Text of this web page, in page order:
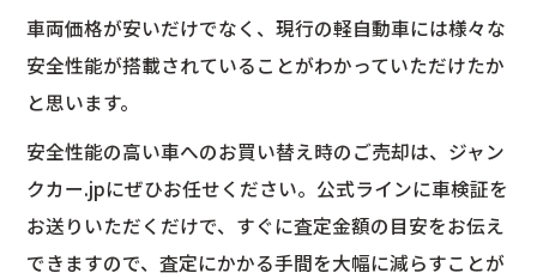
車両価格が安いだけでなく、現行の軽自動車には様々な
安全性能が搭載されていることがわかっていただけたか
と思います。
安全性能の高い車へのお買い替え時のご売却は、ジャン
クカー.jpにぜひお任せください。公式ラインに車検証を
お送りいただくだけで、すぐに査定金額の目安をお伝え
できますので、査定にかかる手間を大幅に減らすことが